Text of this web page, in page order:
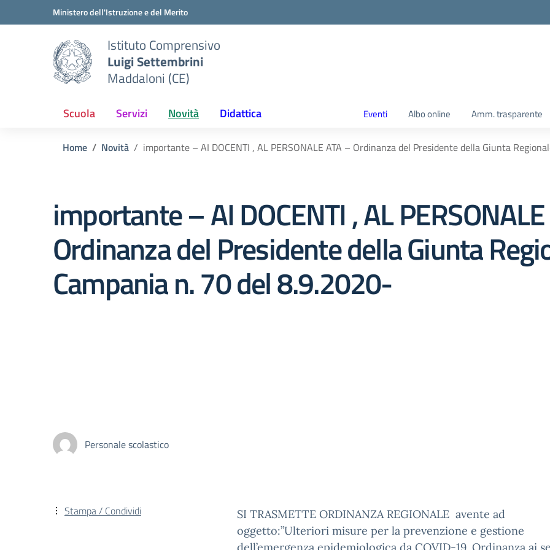
Vai ai contenuti
Vai al menu di navigazioneMinistero dell'Istruzione e del Merito
Istituto Comprensivo
Luigi Settembrini
Maddaloni (CE)
Scuola Servizi Novità Didattica Eventi Albo online Amm. trasparente
Home Novità importante – AI DOCENTI , AL PERSONALE ATA – Ordinanza del Presidente della Giunta
importante – AI DOCENTI , AL
Ordinanza del Presidente della Giunta
Campania n. 70 del 8.9.2020-
Personale scolastico
SI TRASMETTE ORDINANZA REGIONALE avente ad
oggetto:”Ulteriori misure per la prevenzione e gestione
Stampa / Condividi